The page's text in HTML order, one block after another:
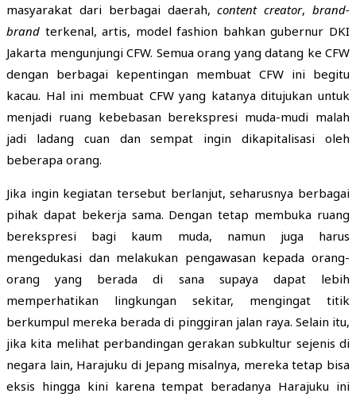
masyarakat dari berbagai daerah,content creator,brand-
brand terkenal, artis, model fashion bahkan gubernur DKI
Jakarta mengunjungi CFW. Semua orang yang datang ke CFW
dengan berbagai kepentingan membuat CFW ini begitu
kacau. Hal ini membuat CFW yang katanya ditujukan untuk
menjadi ruang kebebasan berekspresi muda-mudi malah
jadi ladang cuan dan sempat ingin dikapitalisasi oleh
beberapa orang.
Jika ingin kegiatan tersebut berlanjut, seharusnya berbagai
pihak dapat bekerja sama. Dengan tetap membuka ruang
berekspresi bagi kaum muda, namun juga harus
mengedukasi dan melakukan pengawasan kepada orang-
orang yang berada di sana supaya dapat lebih
memperhatikan lingkungan sekitar, mengingat titik
berkumpul mereka berada di pinggiran jalan raya. Selain itu,
jika kita melihat perbandingan gerakan subkultur sejenis di
negara lain, Harajuku di Jepang misalnya, mereka tetap bisa
eksis hingga kini karena tempat beradanya Harajuku ini